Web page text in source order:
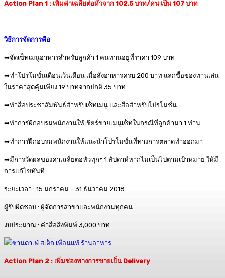
Action Plan 1 : เพิ่มค่าเฉลี่ยต่อหัวจาก 102.5 บาท/คน เป็น 107 บาท
วิธีการจัดการคือ
➡จัดเซ็ทเมนูอาหารสำหรับลูกค้า 1 คนทานอยู่ที่ราคา 109 บาท
➡ทำโปรโมชั่นเดือนเว้นเดือน เมื่อสั่งอาหารครบ 200 บาท แลกซื้อของทานเล่น
ในราคาสุดคุ้มเพียง 19 บาทจากปกติ 35 บาท
➡ทำสื่อประชาสัมพันธ์สำหรับเซ็ทเมนู และสื่อสำหรับโปรโมชั่น
➡ทำการฝึกอบรมพนักงานให้เชียร์ขายเมนูเซ็ทในกรณีที่ลูกค้ามา 1 ท่าน
➡ทำการฝึกอบรมพนักงานให้แนะนำโปรโมชั่นที่ทางการตลาดทำออกมา
➡มีการวัดผลของค่าเฉลี่ยต่อหัวทุกๆ 1 สัปดาห์หากไม่เป็นไปตามเป้าหมาย ให้มี
การแก้ไขทันที
ระยะเวลา : 15 มกราคม – 31 ธันวาคม 2018
ผู้รับผิดชอบ : ผู้จัดการสาขาและพนักงานทุกคน
งบประมาณ : ค่าสื่อสิ่งพิมพ์ 3,000 บาท
Action Plan 2 : เพิ่มช่องทางการขายเป็น Delivery